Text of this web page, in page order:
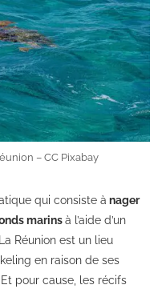
– CC Pixabay
qui consiste à nager
marinsà l’aide d’un
Réunion est un lieu
en raison de ses
pour cause, les récifs